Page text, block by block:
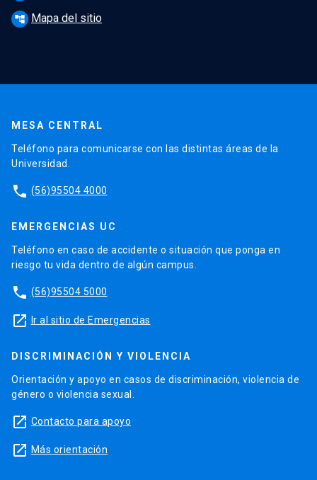
account_tree Mapa del sitio
MESA CENTRAL
Teléfono para comunicarse con las distintas áreas de la
Universidad.
phone (56)95504 4000
EMERGENCIAS UC
Teléfono en caso de accidente o situación que ponga en
riesgo tu vida dentro de algún campus.
phone (56)95504 5000
launch Ir al sitio de Emergencias
DISCRIMINACIÓN Y VIOLENCIA
Orientación y apoyo en casos de discriminación, violencia de
género o violencia sexual.
launch Contacto para apoyo
launch Más orientación